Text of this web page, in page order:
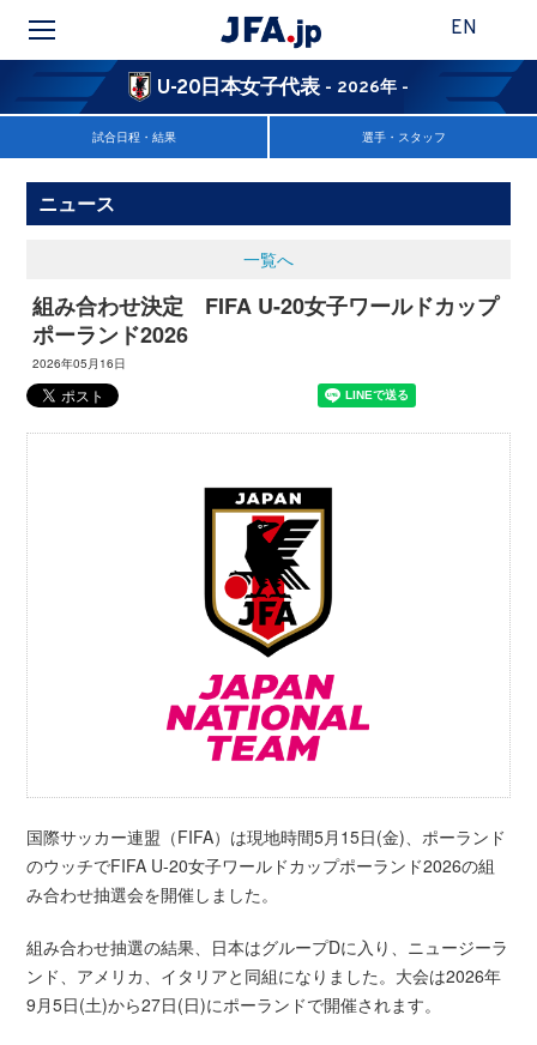
EN
U-20日本女子代表 - 2026年 -
試合日程・結果 選手・スタッフ
ニュース
一覧へ
組み合わせ決定 FIFA U-20女子ワールドカップ
ポーランド2026
2026年05月16日
国際サッカー連盟（FIFA）は現地時間5月15日(金)、ポーランド
のウッチでFIFA U-20女子ワールドカップポーランド2026の組
み合わせ抽選会を開催しました。
組み合わせ抽選の結果、日本はグループDに入り、ニュージーラ
ンド、アメリカ、イタリアと同組になりました。大会は2026年
9月5日(土)から27日(日)にポーランドで開催されます。